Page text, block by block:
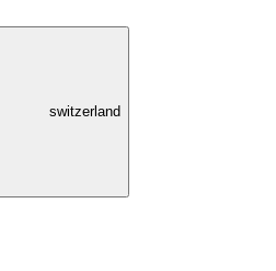
switzerland